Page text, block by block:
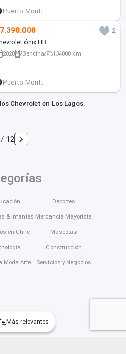
Más relevantes
Puerto Montt
2
ónix HB
2020 Bencina 134000 km
Puerto Montt
Chevrolet en Los Lagos,
12
& Infantes
en Chile
Moda Arte
Deportes
Mercancía Mayorista
Mascotas
Construcción
Servicios y Negocios